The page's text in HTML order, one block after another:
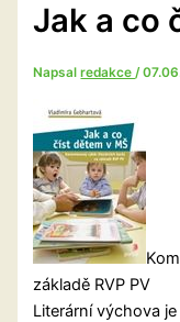
Jak a co
Napsalredakce/
základě RVP PV
Literární výchova